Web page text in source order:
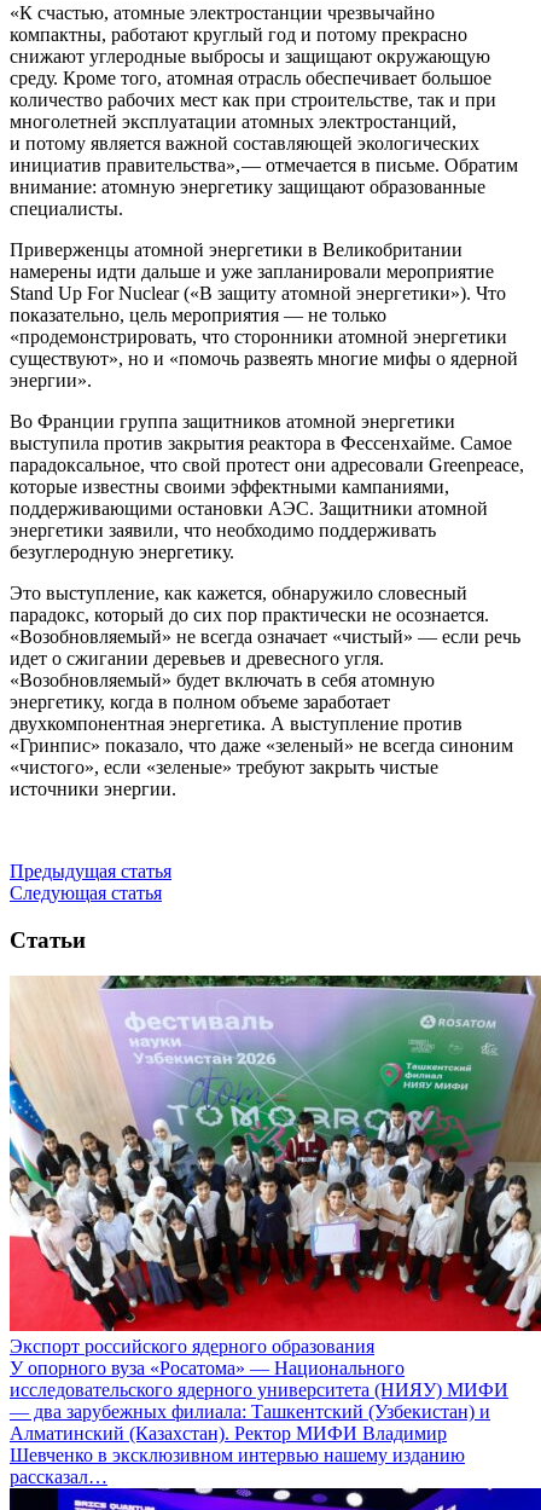
«К счастью, атомные электростанции чрезвычайно
компактны, работают круглый год и потому прекрасно
снижают углеродные выбросы и защищают окружающую
среду. Кроме того, атомная отрасль обеспечивает большое
количество рабочих мест как при строительстве, так и при
многолетней эксплуатации атомных электростанций,
и потому является важной составляющей экологических
инициатив правительства», — ​отмечается в письме. Обратим
внимание: атомную энергетику защищают образованные
специалисты.
Приверженцы атомной энергетики в Великобритании
намерены идти дальше и уже запланировали мероприятие
Stand Up For Nuclear («В защиту атомной энергетики»). Что
показательно, цель мероприятия — ​не только
«продемонстрировать, что сторонники атомной энергетики
существуют», но и «помочь развеять многие мифы о ядерной
энергии».
Во Франции группа защитников атомной энергетики
выступила против закрытия реактора в Фессенхайме. Самое
парадоксальное, что свой протест они адресовали Greenpeace,
которые известны своими эффектными кампаниями,
поддерживающими остановки АЭС. Защитники атомной
энергетики заявили, что необходимо поддерживать
безуглеродную энергетику.
Это выступление, как кажется, обнаружило словесный
парадокс, который до сих пор практически не осознается.
«Возобновляемый» не всегда означает «чистый» — ​если речь
идет о сжигании деревьев и древесного угля.
«Возобновляемый» будет включать в себя атомную
энергетику, когда в полном объеме заработает
двухкомпонентная энергетика. А выступление против
«Гринпис» показало, что даже «зеленый» не всегда синоним
«чистого», если «зеленые» требуют закрыть чистые
источники энергии.
Предыдущая статья
Следующая статья
Статьи
Экспорт российского ядерного образования
У опорного вуза «Росатома» — Национального
исследовательского ядерного университета (НИЯУ) МИФИ
— два зарубежных филиала: Ташкентский (Узбекистан) и
Алматинский (Казахстан). Ректор МИФИ Владимир
Шевченко в эксклюзивном интервью нашему изданию
рассказал…